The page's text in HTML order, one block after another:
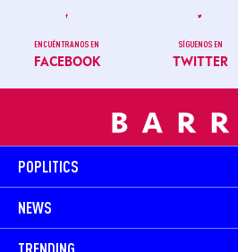
ENCUÉNTRANOS EN
FACEBOOK
SÍGUENOS EN
TWITTER
POPLITICS
NEWS
TRENDING